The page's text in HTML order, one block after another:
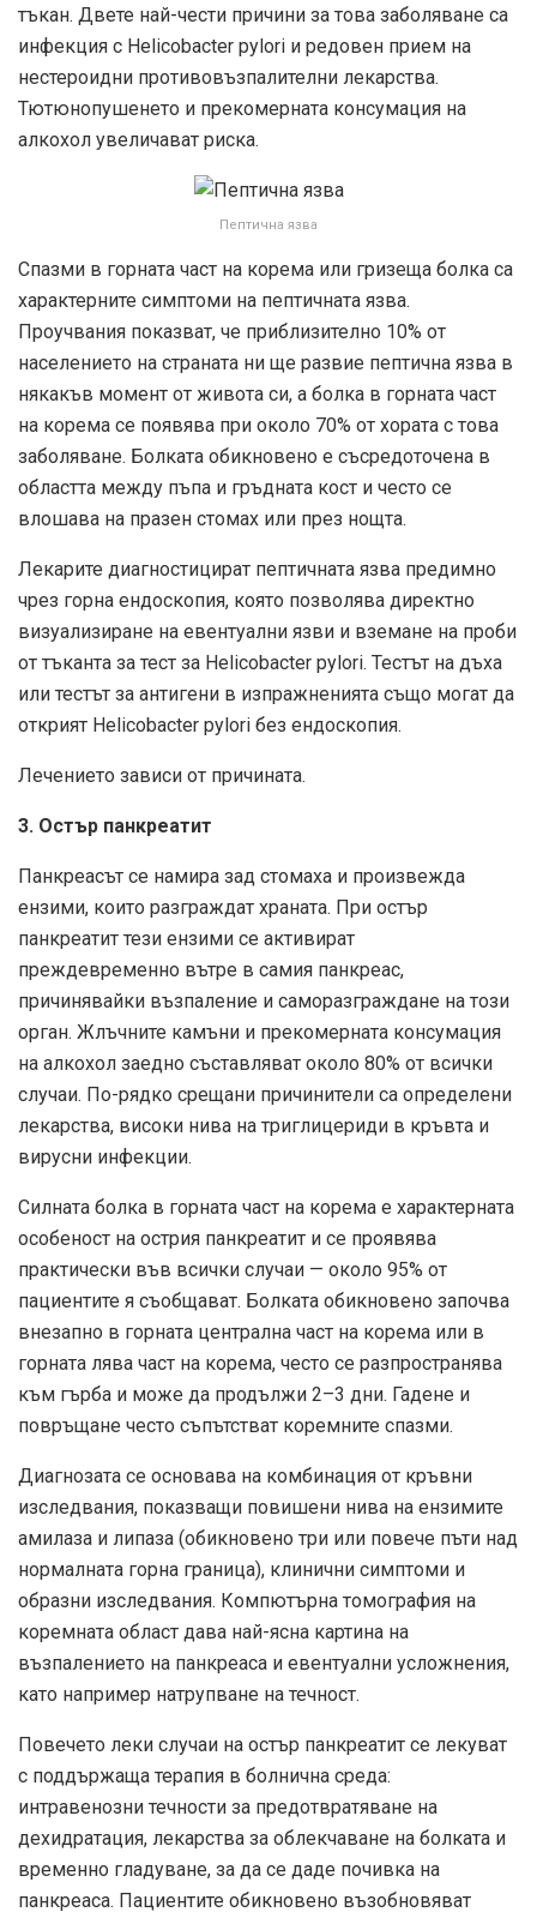
тъкан. Двете най-чести причини за това заболяване са
инфекция с Helicobacter pylori и редовен прием на
нестероидни противовъзпалителни лекарства.
Тютюнопушенето и прекомерната консумация на
алкохол увеличават риска.
Пептична язва
Спазми в горната част на корема или гризеща болка са
характерните симптоми на пептичната язва.
Проучвания показват, че приблизително 10% от
населението на страната ни ще развие пептична язва в
някакъв момент от живота си, а болка в горната част
на корема се появява при около 70% от хората с това
заболяване. Болката обикновено е съсредоточена в
областта между пъпа и гръдната кост и често се
влошава на празен стомах или през нощта.
Лекарите диагностицират пептичната язва предимно
чрез горна ендоскопия, която позволява директно
визуализиране на евентуални язви и вземане на проби
от тъканта за тест за Helicobacter pylori. Тестът на дъха
или тестът за антигени в изпражненията също могат да
открият Helicobacter pylori без ендоскопия.
Лечението зависи от причината.
3. Остър панкреатит
Панкреасът се намира зад стомаха и произвежда
ензими, които разграждат храната. При остър
панкреатит тези ензими се активират
преждевременно вътре в самия панкреас,
причинявайки възпаление и саморазграждане на този
орган. Жлъчните камъни и прекомерната консумация
на алкохол заедно съставляват около 80% от всички
случаи. По-рядко срещани причинители са определени
лекарства, високи нива на триглицериди в кръвта и
вирусни инфекции.
Силната болка в горната част на корема е характерната
особеност на острия панкреатит и се проявява
практически във всички случаи — около 95% от
пациентите я съобщават. Болката обикновено започва
внезапно в горната централна част на корема или в
горната лява част на корема, често се разпространява
към гърба и може да продължи 2–3 дни. Гадене и
повръщане често съпътстват коремните спазми.
Диагнозата се основава на комбинация от кръвни
изследвания, показващи повишени нива на ензимите
амилаза и липаза (обикновено три или повече пъти над
нормалната горна граница), клинични симптоми и
образни изследвания. Компютърна томография на
коремната област дава най-ясна картина на
възпалението на панкреаса и евентуални усложнения,
като например натрупване на течност.
Повечето леки случаи на остър панкреатит се лекуват
с поддържаща терапия в болнична среда:
интравенозни течности за предотвратяване на
дехидратация, лекарства за облекчаване на болката и
временно гладуване, за да се даде почивка на
панкреаса. Пациентите обикновено възобновяват